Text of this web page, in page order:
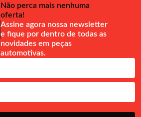
Não perca mais nenhuma
oferta!
Assine agora nossa newsletter
e fique por dentro de todas as
novidades em peças
automotivas.